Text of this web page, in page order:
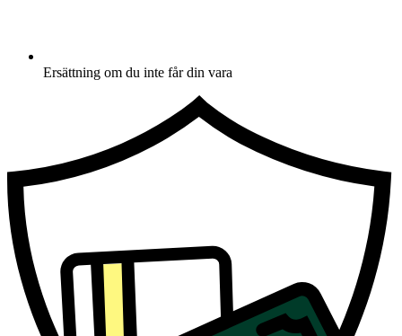
Ersättning om du inte får din vara